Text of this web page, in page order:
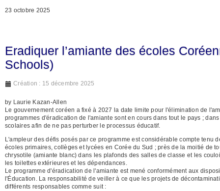
23 octobre 2025
Eradiquer l’amiante des écoles
Schools)
Création : 15 décembre 2025
by Laurie Kazan-Allen
Le gouvernement coréen a fixé à 2027 la date limite pour l'élimination de
programmes d'éradication de l'amiante sont en cours dans tout le pays ;
scolaires afin de ne pas perturber le processus éducatif.
L'ampleur des défis posés par ce programme est considérable compte
écoles primaires, collèges et lycées en Corée du Sud ; près de la moitié de
chrysotile (amiante blanc) dans les plafonds des salles de classe et les
les toilettes extérieures et les dépendances.
Le programme d'éradication de l'amiante est mené conformément aux
l'Éducation. La responsabilité de veiller à ce que les projets de
différents responsables comme suit :